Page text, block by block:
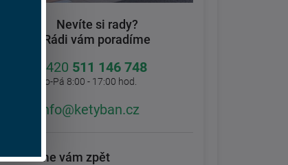
Nevíte si rady?
Rádi vám poradíme
+420 511 146 748
Po-Pá 8:00 - 17:00 hod.
info@ketyban.cz
Zavoláme vám zpět